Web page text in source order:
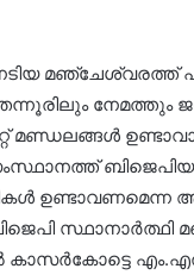
മഞ്ചേശ്വരത്ത്
നേമത്തും
മണ്ഡലങ്ങൾ
കാസര്‍കോട്ടെ